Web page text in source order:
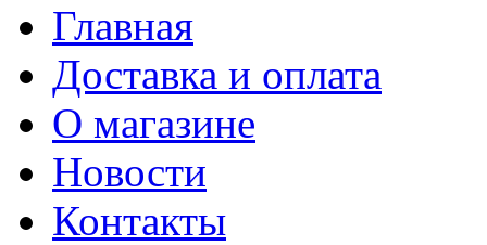
Главная
Доставка и оплата
О магазине
Новости
Контакты